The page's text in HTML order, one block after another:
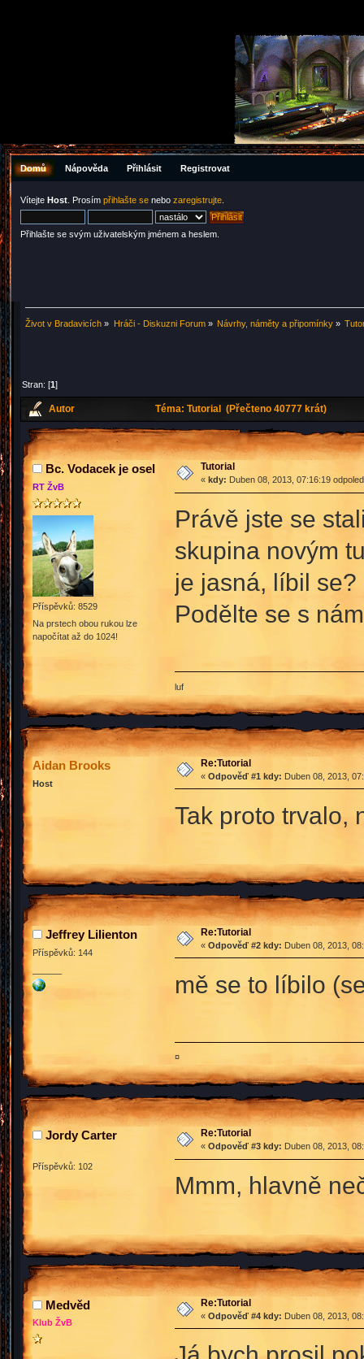
Domů Nápověda Přihlásit Registrovat
Vítejte Host . Prosím přihlašte se nebo zaregistrujte
Přihlašte se svým uživatelským jménem a heslem.
Život v Bradavicích » Hráči - Diskuzni Forum» Návrhy, náměty a připomínky»
Stran: [1]
Autor Téma: Tutorial (Přečteno 40777 krát)
Bc. Vodacek je osel
RT ŽvB
Příspěvků: 8529
Na prstech obou rukou lze
napočítat až do 1024!
Tutorial
« kdy: Duben 08, 2013, 07:16:19
Právě jste se
skupina novým
je jasná, líbil
Podělte se s
luf
Aidan Brooks
Host
Re:Tutorial
« Odpověď #1 kdy: Duben 08, 2013,
Tak proto trvalo,
Jeffrey Lilienton
Příspěvků: 144
Re:Tutorial
« Odpověď #2 kdy: Duben 08, 2013,
mě se to líbilo
¤
Jordy Carter
Příspěvků: 102
Re:Tutorial
« Odpověď #3 kdy: Duben 08, 2013,
Mmm, hlavně
Medvěd
Klub ŽvB
Re:Tutorial
« Odpověď #4 kdy: Duben 08, 2013,